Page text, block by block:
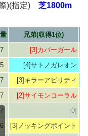
)(指定) 芝1800m
兄弟(収得1位)
[3]カバーガール
[4]サトノガレオン
[3]キラーアビリティ
[2]サイモンコーラル
[0]
[3]ノッキングポイント